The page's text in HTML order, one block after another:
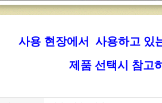
사용 현장에서 사용하고 있
제품 선택시 참고하여